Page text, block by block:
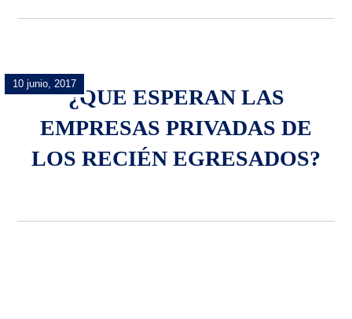
¿QUE ESPERAN LAS
EMPRESAS PRIVADAS DE
LOS RECIÉN EGRESADOS?
10 junio, 2017